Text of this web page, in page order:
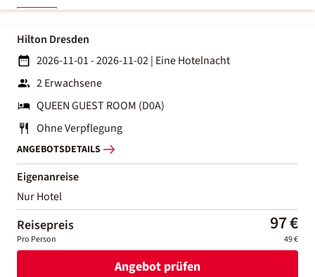
Hilton Dresden
2026-11-01 - 2026-11-02| Eine Hotelnacht
2 Erwachsene
QUEEN GUEST ROOM (D0A)
Ohne Verpflegung
ANGEBOTSDETAILS
Eigenanreise
Nur Hotel
Reisepreis 97 €
Pro Person 49 €
Angebot prüfen